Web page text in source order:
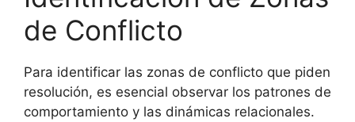
de Conflicto
Para identificar las zonas de conflicto que piden
resolución, es esencial observar los patrones de
comportamiento y las dinámicas relacionales.